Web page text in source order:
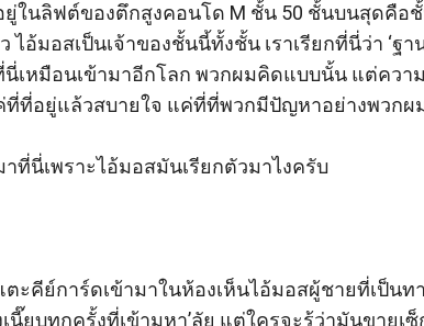
ยู่ในลิฟต์ของตึกสูงคอนโด M ชั้น 50 ชั้นบนสุดคือ
ไอ้มอสเป็นเจ้าของชั้นนี้ทั้งชั้น เราเรียกที่นี่ว่า ‘
นี่เหมือนเข้ามาอีกโลก พวกผมคิดแบบนั้น แต่คว
ที่ที่อยู่แล้วสบายใจ แค่ที่ที่พวกมีปัญหาอย่างพวกผ
ที่นี่เพราะไอ้มอสมันเรียกตัวมาไงครับ
ะคีย์การ์ดเข้ามาในห้องเห็นไอ้มอสผู้ชายที่เป็นท
นี๊ยบทุกครั้งที่เข้ามหา’ลัย แต่ใครจะรู้ว่ามันขาย